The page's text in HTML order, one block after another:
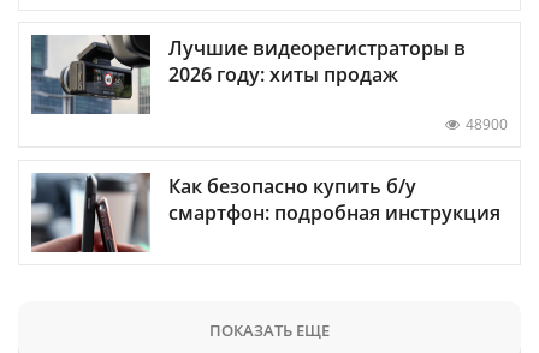
Лучшие видеорегистраторы в
2026 году: хиты продаж
48900
Как безопасно купить б/у
смартфон: подробная инструкция
ПОКАЗАТЬ ЕЩЕ